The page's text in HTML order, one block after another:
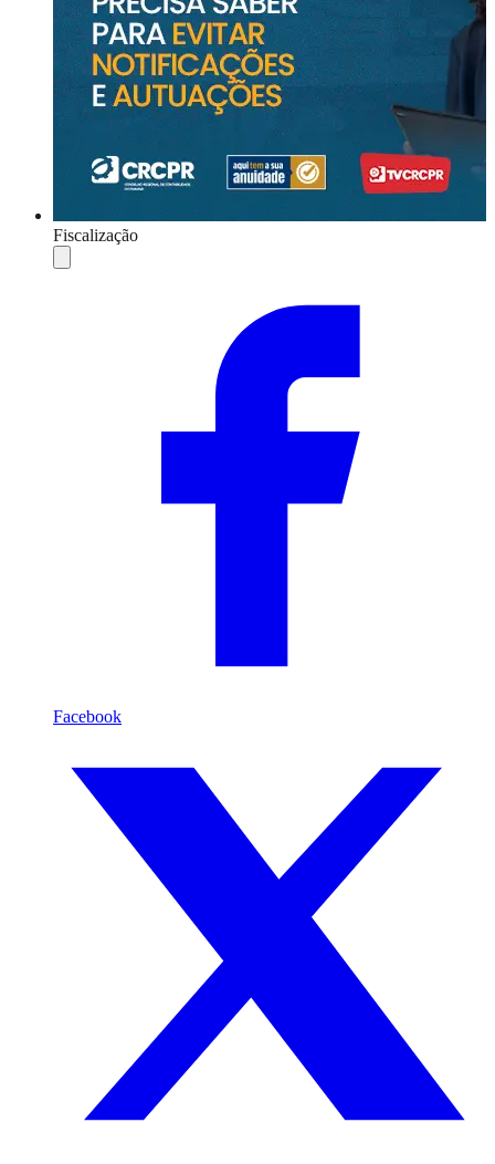
Fiscalização
Compartilhar
Facebook